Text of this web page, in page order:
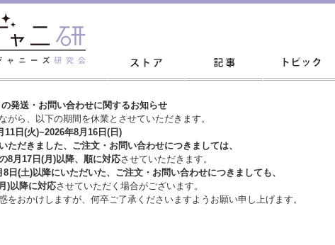
発送・お問い合わせに関するお知らせ
がら、以下の期間を休業とさせていただきます。
11日(火)~2026年8月16日(日)
ただきました、ご注文・お問い合わせにつきましては、
8月17日(月)以降、順に対応させていただきます。
8日(土)以降にいただいた、ご注文・ お問い合わせにつきましても、
)以降に対応させていただく場合がございます。
をおかけしますが、 何卒ご了承くださいますようお願い申し上げます。